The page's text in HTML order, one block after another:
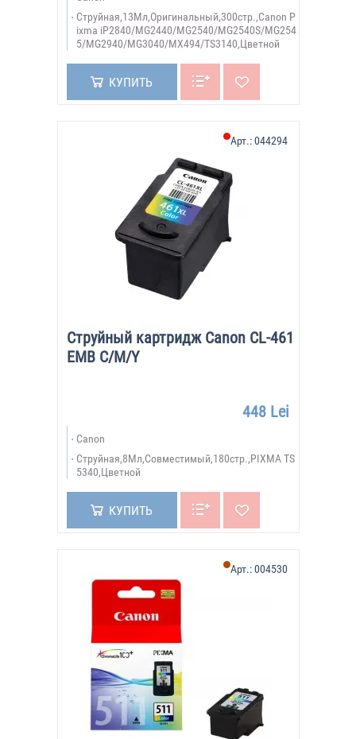
Струйная,13Мл,Оригинальный,300стр.,Canon P
ixma iP2840/MG2440/MG2540/MG2540S/MG254
5/MG2940/MG3040/MX494/TS3140,Цветной
КУПИТЬ
Струйный картридж Canon CL-461
EMB C/M/Y
Арт.:044294
448 Lei
Canon
Струйная,8Мл,Совместимый,180стр.,PIXMA TS
5340,Цветной
КУПИТЬ
Арт.:004530